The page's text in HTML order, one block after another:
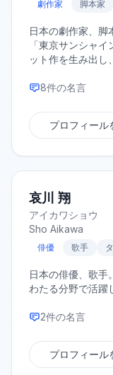
劇作家 脚本家
日本の劇作家、脚
「東京サンシャ
ット作を生み出し
8件の名言
プロフィール
哀川 翔
アイカワショウ
Sho Aikawa
俳優 歌手
日本の俳優、歌手
わたる分野で活躍
2件の名言
プロフィール